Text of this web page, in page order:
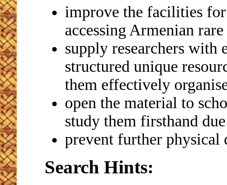
improve the facilities
accessing Armenian
supply researchers with
structured unique
them effectively
open the material to
study them firsthand
prevent further physical
Search Hints: